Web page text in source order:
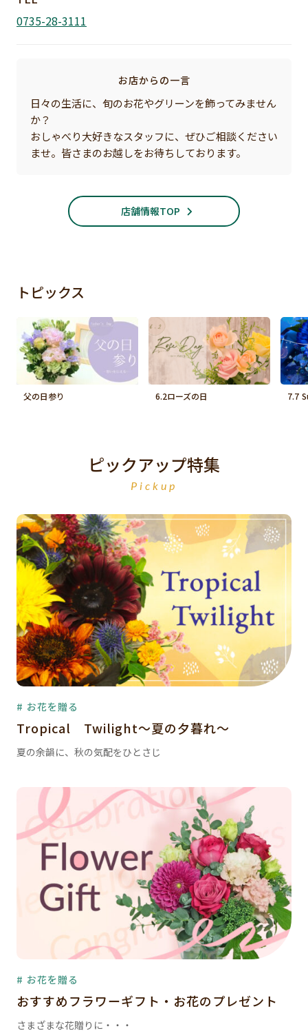
0735-28-3111
お店からの一言
日々の生活に、旬のお花やグリーンを飾ってみません
か？
おしゃべり大好きなスタッフに、ぜひご相談ください
ませ。皆さまのお越しをお待ちしております。
店舗情報TOP
トピックス
父の日参り 6.2ローズの日 7.7
ピックアップ特集
Pickup
# お花を贈る
Tropical Twilight～夏の夕暮れ～
夏の余韻に、秋の気配をひとさじ
# お花を贈る
おすすめフラワーギフト・お花のプレゼント
さまざまな花贈りに・・・